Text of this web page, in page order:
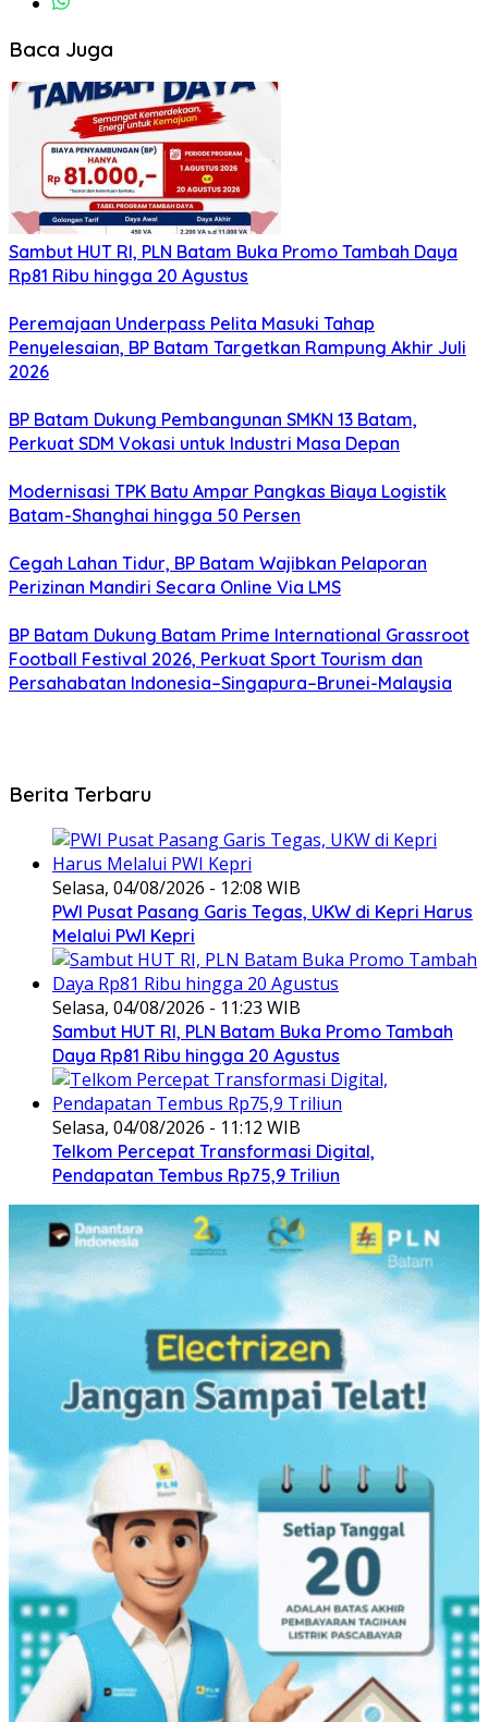
Baca Juga
Sambut HUT RI, PLN Batam Buka Promo Tambah Daya
Rp81 Ribu hingga 20 Agustus
Peremajaan Underpass Pelita Masuki Tahap
Penyelesaian, BP Batam Targetkan Rampung Akhir Juli
2026
BP Batam Dukung Pembangunan SMKN 13 Batam,
Perkuat SDM Vokasi untuk Industri Masa Depan
Modernisasi TPK Batu Ampar Pangkas Biaya Logistik
Batam-Shanghai hingga 50 Persen
Cegah Lahan Tidur, BP Batam Wajibkan Pelaporan
Perizinan Mandiri Secara Online Via LMS
BP Batam Dukung Batam Prime International Grassroot
Football Festival 2026, Perkuat Sport Tourism dan
Persahabatan Indonesia–Singapura–Brunei-Malaysia
Berita Terbaru
Selasa, 04/08/2026 - 12:08 WIB
PWI Pusat Pasang Garis Tegas, UKW di Kepri Harus
Melalui PWI Kepri
Selasa, 04/08/2026 - 11:23 WIB
Sambut HUT RI, PLN Batam Buka Promo Tambah
Daya Rp81 Ribu hingga 20 Agustus
Selasa, 04/08/2026 - 11:12 WIB
Telkom Percepat Transformasi Digital,
Pendapatan Tembus Rp75,9 Triliun